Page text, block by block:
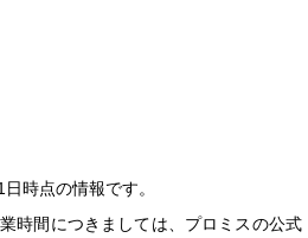
時点の情報です。
時間につきましては、プロミスの公式